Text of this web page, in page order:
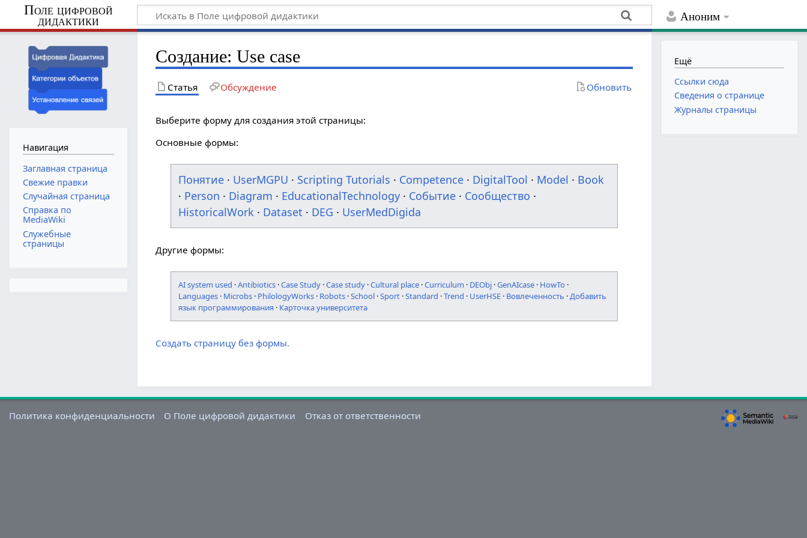
Аноним
Поле цифровой
дидактики
Создание: Use case
Статья Обсуждение Обновить
Выберите форму для создания этой страницы:
Основные формы:
Понятие · UserMGPU · Scripting Tutorials · Competence · DigitalTool · Model · Book
· Person · Diagram · EducationalTechnology · Событие · Сообщество ·
HistoricalWork · Dataset · DEG · UserMedDigida
Другие формы:
AI system used ·Antibiotics ·Case Study ·Case study ·Cultural place ·Curriculum · DEObj ·GenAIcase · HowTo ·
Languages · Microbs · PhilologyWorks · Robots ·School ·Sport ·Standard ·Trend · UserHSE · Вовлеченность ·Добавить
язык программирования · Карточка университета
Создать страницу без формы.
Навигация
Заглавная страница
Свежие правки
Случайная страница
Справка по
MediaWiki
Служебные
страницы
Ещё
Ссылки сюда
Сведения о странице
Журналы страницы
Политика конфиденциальности О Поле цифровой дидактики Отказ от ответственности